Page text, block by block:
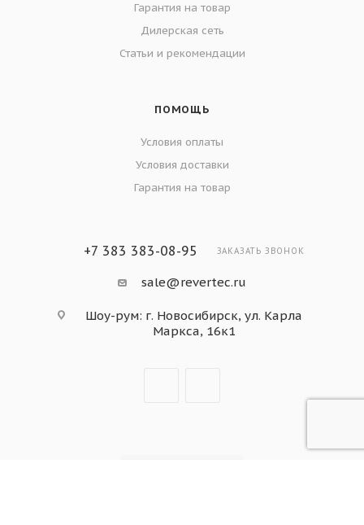
Гарантия на товар
Дилерская сеть
Статьи и рекомендации
ПОМОЩЬ
Условия оплаты
Условия доставки
Гарантия на товар
+7 383 383-08-95 ЗАКАЗАТЬ ЗВОНОК
sale@revertec.ru
Шоу-рум: г. Новосибирск, ул. Карла
Маркса, 16к1